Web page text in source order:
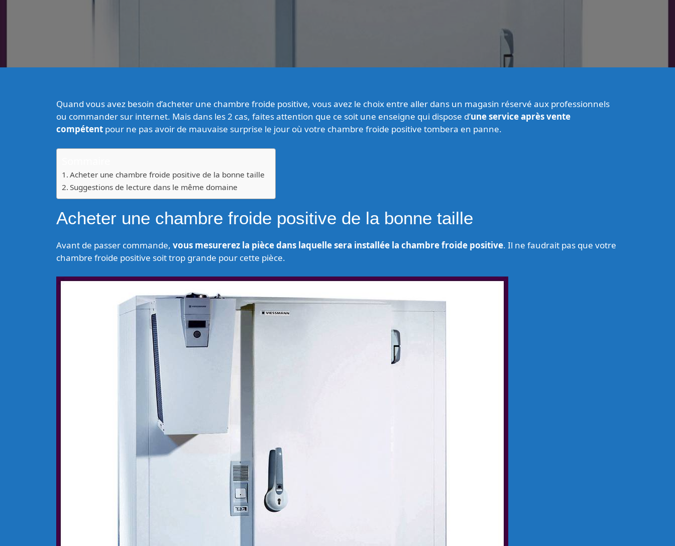
Quand vous avez besoin d’acheter une chambre froide positive, vous avez le choix entre aller dans un magasin réservé aux professionnels
ou commander sur internet. Mais dans les 2 cas, faites attention que ce soit une enseigne qui dispose d’une service après vente
compétent pour ne pas avoir de mauvaise surprise le jour où votre chambre froide positive tombera en panne.
Acheter une chambre froide positive de la bonne taille
Suggestions de lecture dans le même domaine
Acheter une chambre froide positive de la bonne taille
Avant de passer commande, vous mesurerez la pièce dans laquelle sera installée la chambre froide positive. Il ne faudrait pas que votre
chambre froide positive soit trop grande pour cette pièce.